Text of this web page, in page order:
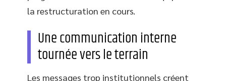
la restructuration en cours.
Une communication interne
tournée vers le terrain
Les messages trop institutionnels créent